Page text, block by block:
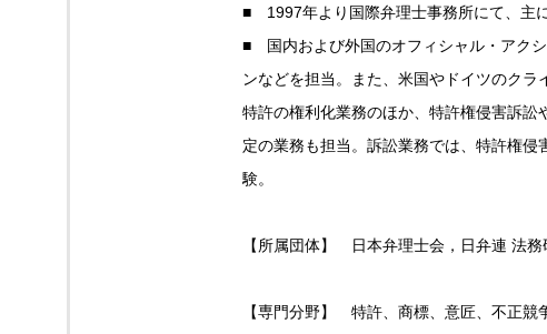
■ 1997年より国際弁理士事務所にて、主
■ 国内および外国のオフィシャル・アク
ンなどを担当。また、米国やドイツのクラ
特許の権利化業務のほか、特許権侵害訴
定の業務も担当。訴訟業務では、特許権
験。
【所属団体】 日本弁理士会，日弁連 法務
【専門分野】 特許、商標、意匠、不正競